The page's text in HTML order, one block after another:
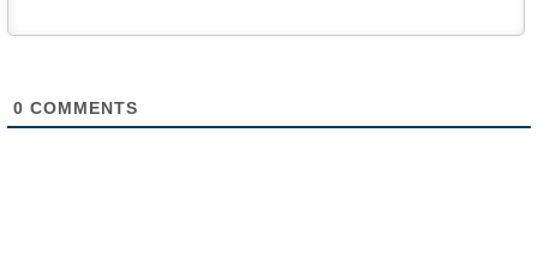
0 COMMENTS